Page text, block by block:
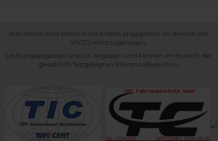
Alle Artikel sind sofern nicht anders angegeben im Bereich der
StVZO nicht zugelassen.
Leistungsangaben sind ca. Angaben und können im Bereich der
gesetzlich festgelegten Toleranz abweichen.